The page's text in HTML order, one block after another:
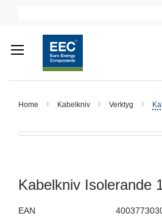
Home Kabelkniv Verktyg
av
av
Kabelkniv Isolerande
EAN